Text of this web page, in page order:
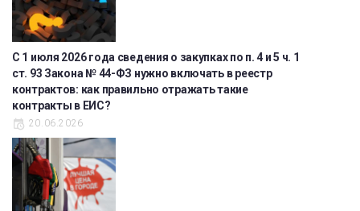
С 1 июля 2026 года сведения о закупках по п. 4 и 5 ч. 1
ст. 93 Закона № 44-ФЗ нужно включать в реестр
контрактов: как правильно отражать такие
контракты в ЕИС?
20.06.2026